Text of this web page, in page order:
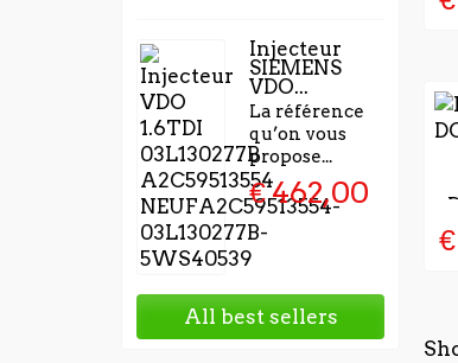
Injecteur
SIEMENS
VDO...
La référence
qu’on vous
propose...
€ 462,00
All best sellers